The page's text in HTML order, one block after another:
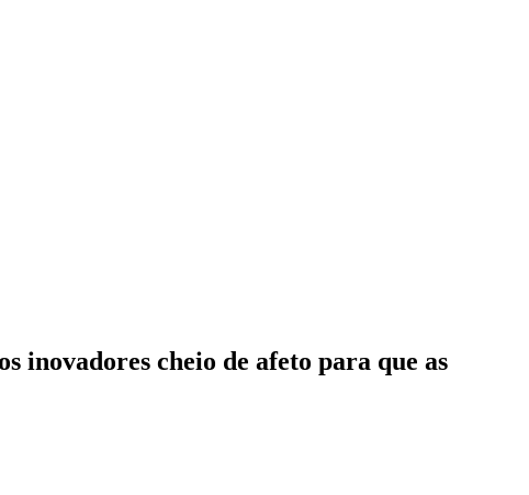
inovadores cheio de afeto para que as